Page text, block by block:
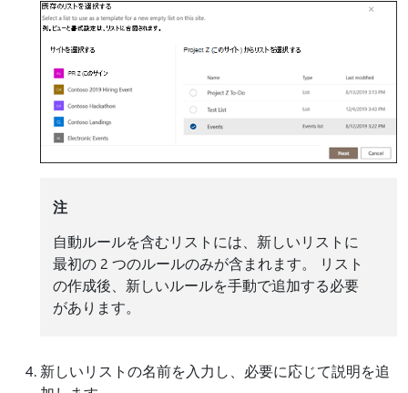
注
自動ルールを含むリストには、新しいリストに
最初の 2 つのルールのみが含まれます。 リスト
の作成後、新しいルールを手動で追加する必要
があります。
新しいリストの名前を入力し、必要に応じて説明を追